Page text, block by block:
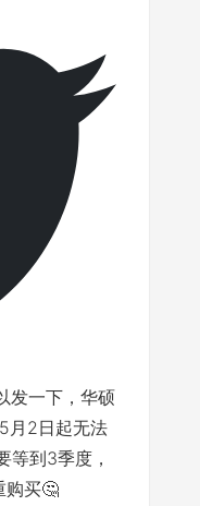
发一下，华硕
月2日起无法
等到3季度，
购买🤔